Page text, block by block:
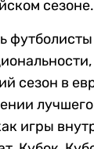
сезоне.
сезон в
игры